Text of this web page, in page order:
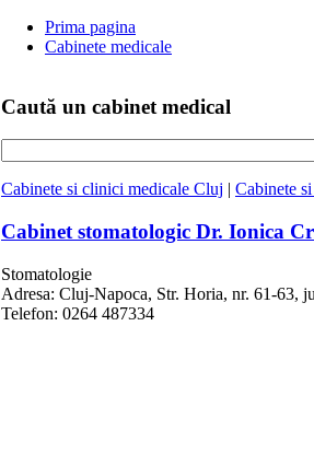
Prima pagina
Cabinete medicale
Caută un cabinet medical
Cabinete si clinici medicale Cluj | Cabinete
Cabinet stomatologic Dr. Ionica
Stomatologie
Adresa: Cluj-Napoca, Str. Horia, nr. 61-63,
Telefon: 0264 487334